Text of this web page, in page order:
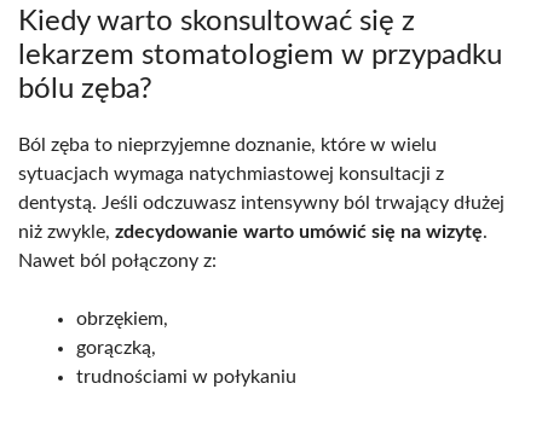
Kiedy warto skonsultować się z
lekarzem stomatologiem w przypadku
bólu zęba?
Ból zęba to nieprzyjemne doznanie, które w wielu
sytuacjach wymaga natychmiastowej konsultacji z
dentystą. Jeśli odczuwasz intensywny ból trwający dłużej
niż zwykle, zdecydowanie warto umówić się na wizytę.
Nawet ból połączony z:
obrzękiem,
gorączką,
trudnościami w połykaniu